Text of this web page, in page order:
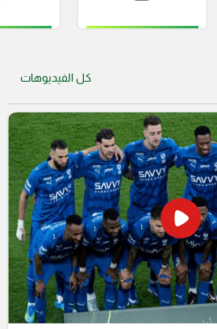
كل الفيديوهات